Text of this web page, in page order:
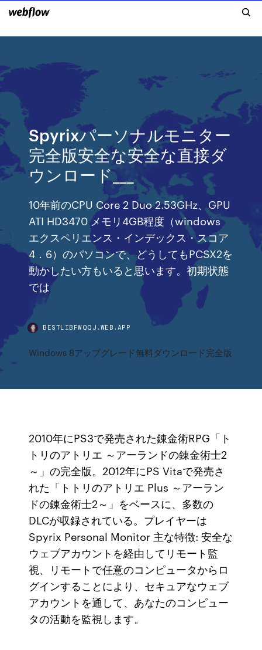
Spyrixパーソナルモニター
完全版安全な安全な直接ダ
ウンロード___
10年前のCPU Core 2 Duo 2.53GHz、GPU
ATI HD3470 メモリ4GB程度（windows
エクスペリエンス・インデックス・スコア
4．6）のパソコンで、どうしてもPCSX2を
動かしたい方もいると思います。初期状態
では
BESTLIBFWQQJ.WEB.APP
Windows 8アップグレード無料ダウンロード完全版
2010年にPS3で発売された錬金術RPG「ト
トリのアトリエ ～アーランドの錬金術士2
～」の完全版。2012年にPS Vitaで発売さ
れた「トトリのアトリエ Plus ～アーラン
ドの錬金術士2～」をベースに、多数の
DLCが収録されている。プレイヤーは
Spyrix Personal Monitor 主な特徴: 安全な
ウェブアカウントを経由してリモート監
視、リモートで任意のコンピュータからロ
グインすることにより、セキュアなウェブ
アカウントを通して、あなたのコンピュー
タの活動を監視します。